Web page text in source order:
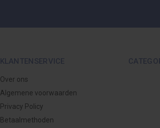
KLANTENSERVICE
Over ons
Algemene voorwaarden
Privacy Policy
Betaalmethoden